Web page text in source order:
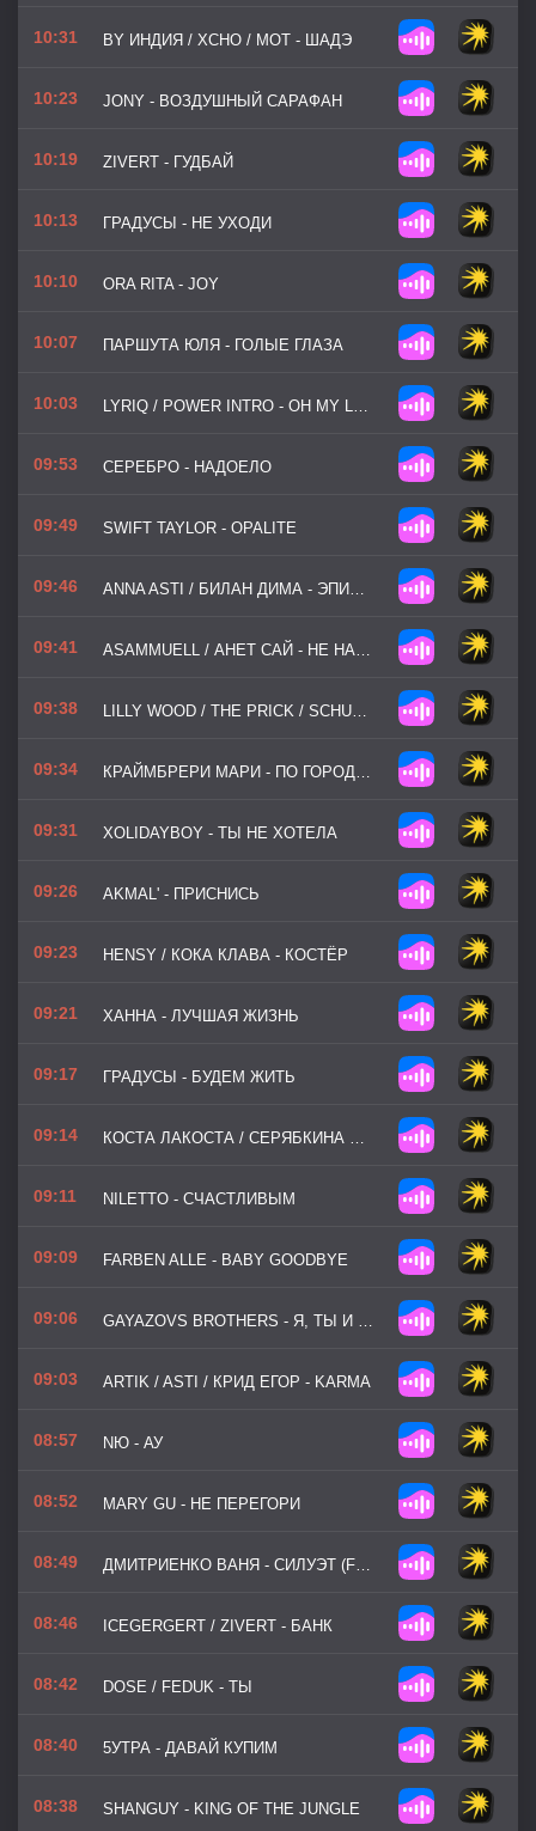
10:31 BY ИНДИЯ / XCHO / МОТ - ШАДЭ
10:23 JONY - ВОЗДУШНЫЙ САРАФАН
10:19 ZIVERT - ГУДБАЙ
10:13 ГРАДУСЫ - НЕ УХОДИ
10:10 ORA RITA - JOY
10:07 ПАРШУТА ЮЛЯ - ГОЛЫЕ ГЛАЗА
10:03 LYRIQ / POWER INTRO - OH MY LOVE
09:53 СЕРЕБРО - НАДОЕЛО
09:49 SWIFT TAYLOR - OPALITE
09:46 ANNA ASTI / БИЛАН ДИМА - ЭПИЛОГ
09:41 ASAMMUELL / АНЕТ САЙ - НЕ НАДО УДЕРЖИВАТЬ
09:38 LILLY WOOD / THE PRICK / SCHULZ ROBIN - PRAYER IN C
09:34 КРАЙМБРЕРИ МАРИ - ПО ГОРОДАМ
09:31 XOLIDAYBOY - ТЫ НЕ ХОТЕЛА
09:26 AKMAL' - ПРИСНИСЬ
09:23 HENSY / КОКА КЛАВА - КОСТЁР
09:21 ХАННА - ЛУЧШАЯ ЖИЗНЬ
09:17 ГРАДУСЫ - БУДЕМ ЖИТЬ
09:14 КОСТА ЛАКОСТА / СЕРЯБКИНА ОЛЬГА - ПО УЛИЦАМ
09:11 NILETTO - СЧАСТЛИВЫМ
09:09 FARBEN ALLE - BABY GOODBYE
09:06 GAYAZOVS BROTHERS - Я, ТЫ И МОРЕ
09:03 ARTIK / ASTI / КРИД ЕГОР - KARMA
08:57 NЮ - АУ
08:52 MARY GU - НЕ ПЕРЕГОРИ
08:49 ДМИТРИЕНКО ВАНЯ - СИЛУЭТ (FEAT. АНЯ ПЕРЕСИЛЬД)
08:46 ICEGERGERT / ZIVERT - БАНК
08:42 DOSE / FEDUK - ТЫ
08:40 5УТРА - ДАВАЙ КУПИМ
08:38 SHANGUY - KING OF THE JUNGLE